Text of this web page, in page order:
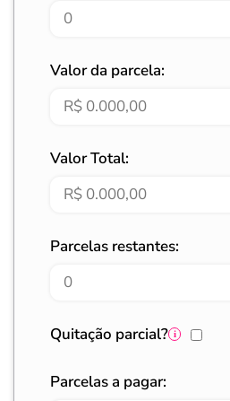
Valor da parcela:
Valor Total:
Parcelas restantes:
Quitação parcial?
Parcelas a pagar: